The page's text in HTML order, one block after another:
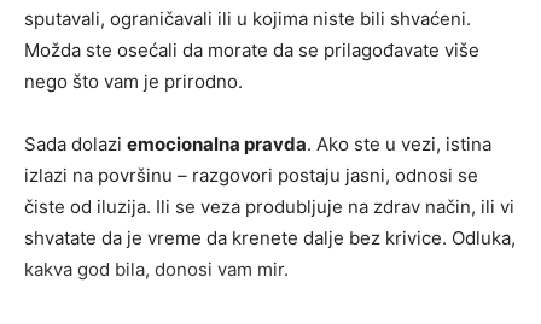
sputavali, ograničavali ili u kojima niste bili shvaćeni.
Možda ste osećali da morate da se prilagođavate više
nego što vam je prirodno.
Sada dolazi emocionalna pravda. Ako ste u vezi, istina
izlazi na površinu – razgovori postaju jasni, odnosi se
čiste od iluzija. Ili se veza produbljuje na zdrav način, ili vi
shvatate da je vreme da krenete dalje bez krivice. Odluka,
kakva god bila, donosi vam mir.